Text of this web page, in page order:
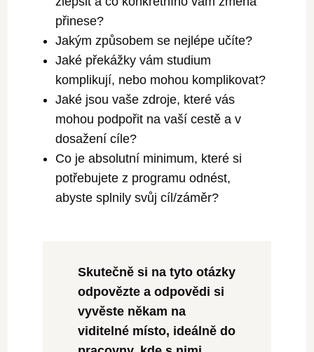
přinese?
Jakým způsobem se nejlépe učíte?
Jaké překážky vám studium
komplikují, nebo mohou komplikovat?
Jaké jsou vaše zdroje, které vás
mohou podpořit na vaší cestě a v
dosažení cíle?
Co je absolutní minimum, které si
potřebujete z programu odnést,
abyste splnily svůj cíl/záměr?
Skutečně si na tyto otázky
odpovězte a odpovědi si
vyvěste někam na
viditelné místo, ideálně do